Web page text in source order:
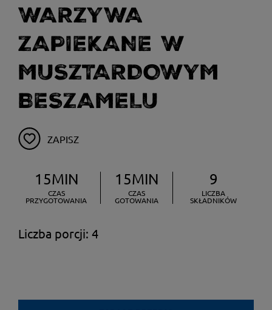
WARZYWA
ZAPIEKANE W
MUSZTARDOWYM
BESZAMELU
ZAPISZ
15MIN
CZAS
PRZYGOTOWANIA
15MIN
CZAS
GOTOWANIA
9
LICZBA
SKŁADNIKÓW
Liczba porcji: 4